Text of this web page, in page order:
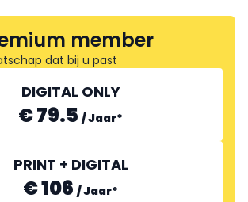
member
dat bij u past
DIGITAL ONLY
€ 79.5 /Jaar*
PRINT + DIGITAL
€ 106 /Jaar*